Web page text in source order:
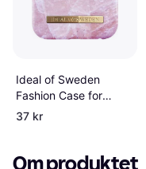
Ideal of Sweden
Fashion Case for
iPhone 6/6S/7/8/SE
37 kr
Om produktet